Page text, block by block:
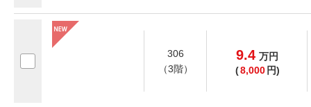
306
（3階）
9.4 万円
(8,000 円)